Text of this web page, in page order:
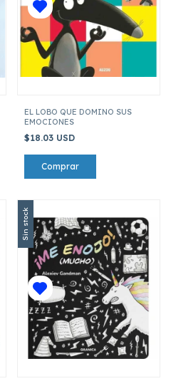
EL LOBO QUE DOMINO SUS
EMOCIONES
$18.03 USD
Sin stock